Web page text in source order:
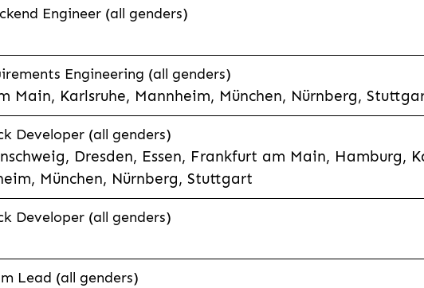
Engineer (all genders)
Engineering (all genders)
Main, Karlsruhe, Mannheim, München, Nürnberg,
Developer (all genders)
Dresden, Essen, Frankfurt am Main, Hamburg,
München, Nürnberg, Stuttgart
Developer (all genders)
Lead (all genders)